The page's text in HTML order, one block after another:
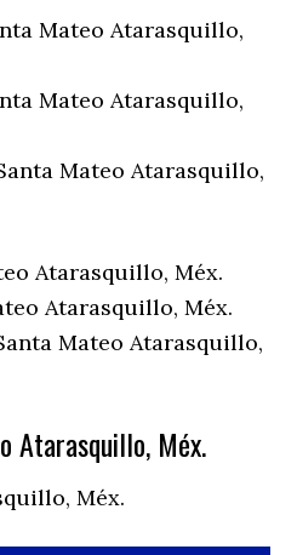
Mateo Atarasquillo,
Mateo Atarasquillo,
Mateo Atarasquillo,
Atarasquillo, Méx.
Atarasquillo, Méx.
Mateo Atarasquillo,
Atarasquillo, Méx.